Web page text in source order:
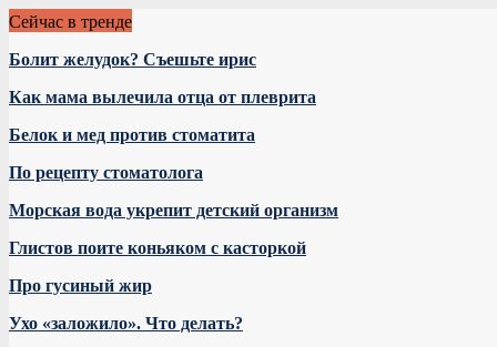
Сейчас в тренде
Болит желудок? Съешьте ирис
Как мама вылечила отца от плеврита
Белок и мед против стоматита
По рецепту стоматолога
Морская вода укрепит детский организм
Глистов поите коньяком с касторкой
Про гусиный жир
Ухо «заложило». Что делать?